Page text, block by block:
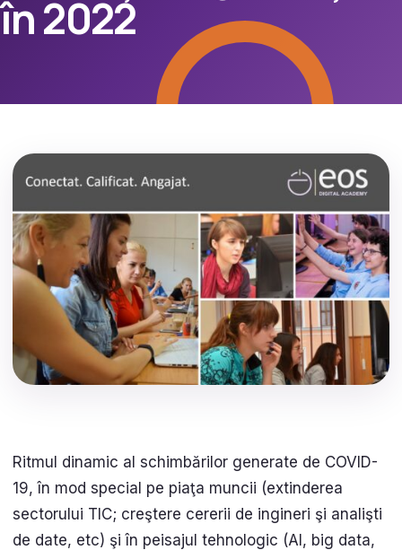
în 2022
Ritmul dinamic al schimbărilor generate de COVID-
19, în mod special pe piaţa muncii (extinderea
sectorului TIC; creştere cererii de ingineri şi analişti
de date, etc) şi în peisajul tehnologic (AI, big data,